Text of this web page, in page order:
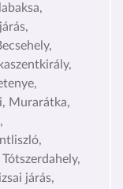
Murarátka,
járás,